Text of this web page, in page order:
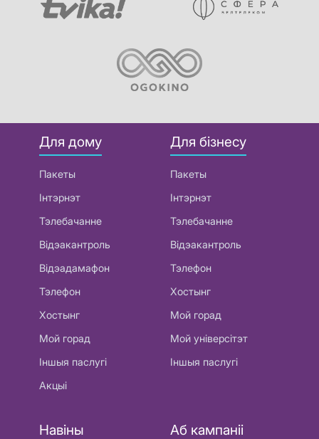
Для дому
Пакеты
Інтэрнэт
Тэлебачанне
Відэакантроль
Відэадамафон
Тэлефон
Хостынг
Мой горад
Іншыя паслугі
Акцыі
Для бізнесу
Пакеты
Інтэрнэт
Тэлебачанне
Відэакантроль
Тэлефон
Хостынг
Мой горад
Мой універсітэт
Іншыя паслугі
Навіны Аб кампаніі